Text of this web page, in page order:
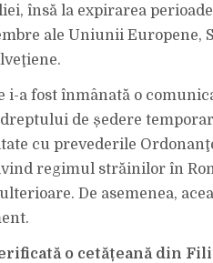
însă la expirarea
ale Uniunii Europene,
i-a fost înmânată o
de ședere
cu prevederile
regimul străinilor în
De asemenea,
o cetățeană din